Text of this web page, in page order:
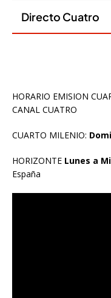
HORARIO EMISION
CANAL CUATRO
CUARTO MILENIO:
HORIZONTE Lunes a
España